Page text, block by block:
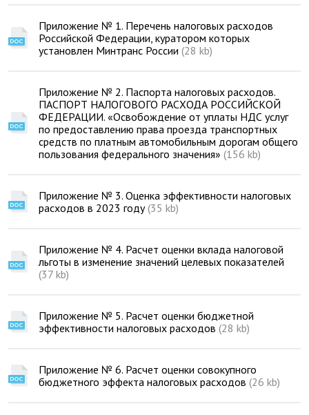
Приложение № 1. Перечень налоговых расходов
Российской Федерации, куратором которых
установлен Минтранс России (28 kb)
Приложение № 2. Паспорта налоговых расходов.
ПАСПОРТ НАЛОГОВОГО РАСХОДА РОССИЙСКОЙ
ФЕДЕРАЦИИ. «Освобождение от уплаты НДС услуг
по предоставлению права проезда транспортных
средств по платным автомобильным дорогам общего
пользования федерального значения» (156 kb)
Приложение № 3. Оценка эффективности налоговых
расходов в 2023 году(35 kb)
Приложение № 4. Расчет оценки вклада налоговой
льготы в изменение значений целевых показателей
(37 kb)
Приложение № 5. Расчет оценки бюджетной
эффективности налоговых расходов (28 kb)
Приложение № 6. Расчет оценки совокупного
бюджетного эффекта налоговых расходов (26 kb)